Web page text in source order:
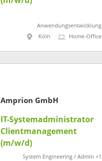
Anwendungsentwicklung
Köln
Home-Office
Amprion GmbH
IT-Systemadministrator
Clientmanagement
(m/w/d)
System Engineering / Admin +1